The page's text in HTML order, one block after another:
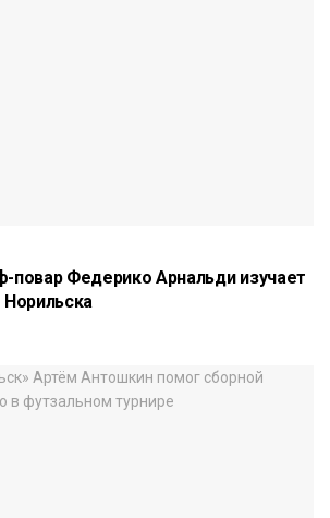
повар Федерико Арнальди изучает